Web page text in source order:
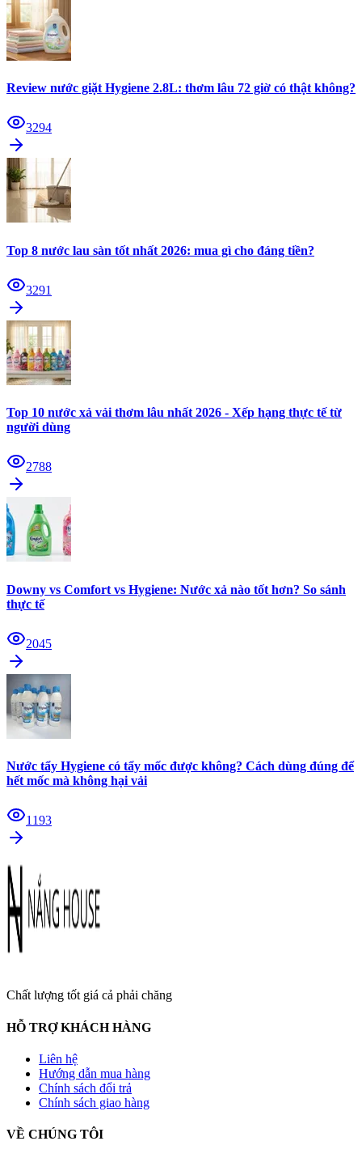
Review nước giặt Hygiene 2.8L: thơm lâu 72 giờ có thật không?
3294
Top 8 nước lau sàn tốt nhất 2026: mua gì cho đáng tiền?
3291
Top 10 nước xả vải thơm lâu nhất 2026 - Xếp hạng thực tế từ
người dùng
2788
Downy vs Comfort vs Hygiene: Nước xả nào tốt hơn? So sánh
thực tế
2045
Nước tẩy Hygiene có tẩy mốc được không? Cách dùng đúng để
hết mốc mà không hại vải
1193
Chất lượng tốt giá cả phải chăng
HỖ TRỢ KHÁCH HÀNG
Liên hệ
Hướng dẫn mua hàng
Chính sách đổi trả
Chính sách giao hàng
VỀ CHÚNG TÔI